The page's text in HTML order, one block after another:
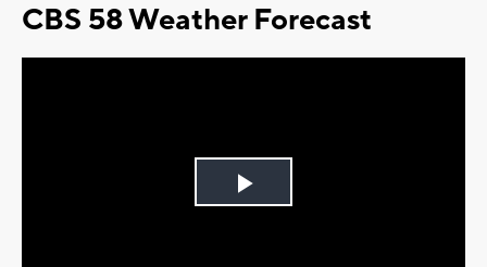
CBS 58 Weather Forecast
Play